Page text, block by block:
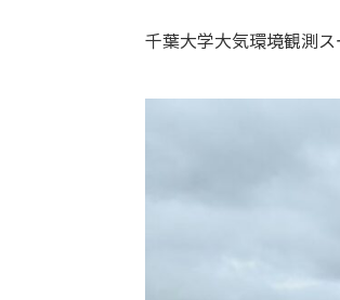
千葉大学大気環境観測